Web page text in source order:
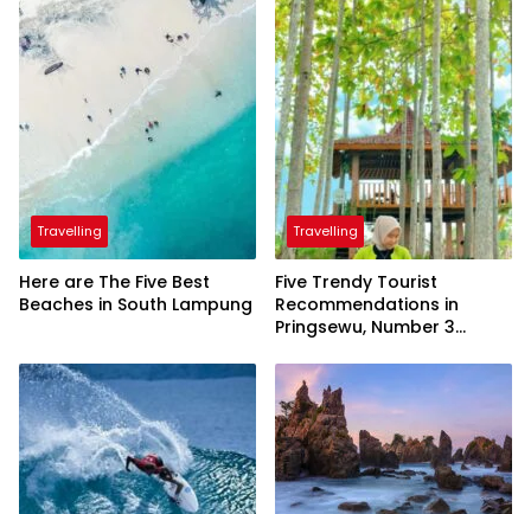
Travelling
Here are The Five Best
Beaches in South Lampung
Travelling
Five Trendy Tourist
Recommendations in
Pringsewu, Number 3
President